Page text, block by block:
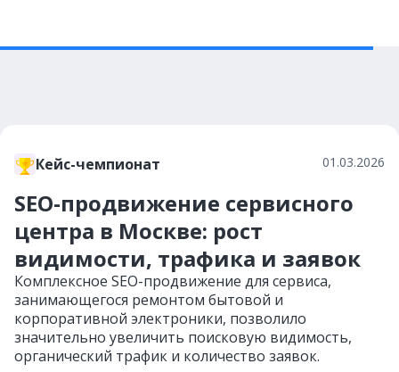
Кейс-чемпионат 01.03.2026
SEO-продвижение сервисного
центра в Москве: рост
видимости, трафика и заявок
Комплексное SEO-продвижение для сервиса,
занимающегося ремонтом бытовой и
корпоративной электроники, позволило
значительно увеличить поисковую видимость,
органический трафик и количество заявок.